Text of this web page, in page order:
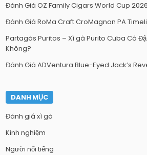
Đánh Giá OZ Family Cigars World Cup
Đánh Giá RoMa Craft CroMagnon PA
Partagás Puritos – Xì gà Purito Cuba Có
Không?
Đánh Giá ADVentura Blue-Eyed Jack’s
DANH MỤC
Đánh giá xì gà
Kinh nghiệm
Người nổi tiếng